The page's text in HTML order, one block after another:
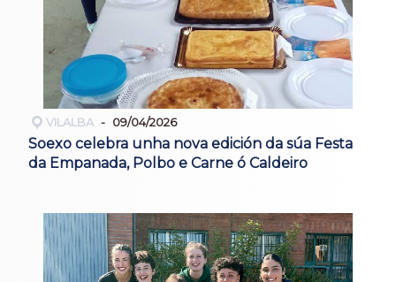
VILALBA 09/04/2026
Soexo celebra unha nova edición da súa Festa
da Empanada, Polbo e Carne ó Caldeiro